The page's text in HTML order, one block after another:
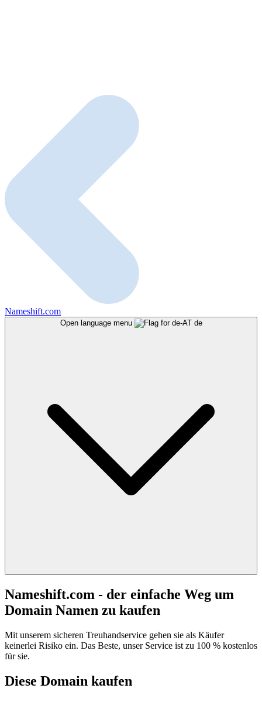
Nameshift.com
Open language menu de
Nameshift.com - der einfache Weg um
Domain Namen zu kaufen
Mit unserem sicheren Treuhandservice gehen sie als Käufer
keinerlei Risiko ein. Das Beste, unser Service ist zu 100 % kostenlos
für sie.
Diese Domain kaufen